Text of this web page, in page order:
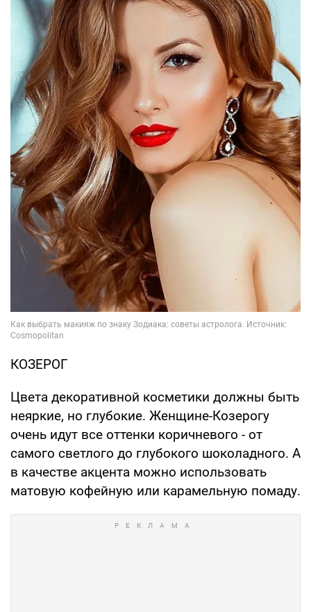
КОЗЕРОГ
Цвета декоративной косметики должны быть
неяркие, но глубокие. Женщине-Козерогу
очень идут все оттенки коричневого - от
самого светлого до глубокого шоколадного. А
в качестве акцента можно использовать
матовую кофейную или карамельную помаду.